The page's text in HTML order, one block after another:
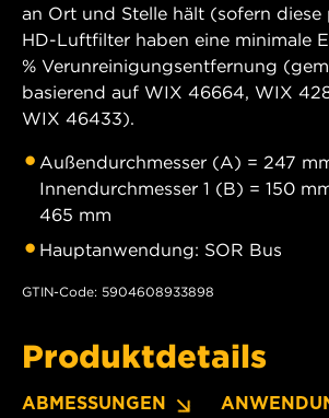
an Ort und Stelle hält (sofern diese
HD-Luftfilter haben eine minimale
% Verunreinigungsentfernung
basierend auf WIX 46664, WIX
WIX 46433).
Außendurchmesser (A) = 247
Innendurchmesser 1 (B) = 150
465 mm
Hauptanwendung: SOR Bus
GTIN-Code: 5904608933898
Produktdetails
ABMESSUNGEN